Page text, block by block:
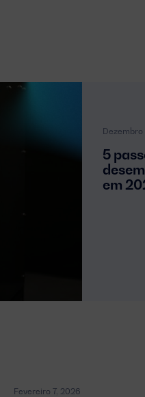
Dezembro
5
em
Fevereiro 7, 2026